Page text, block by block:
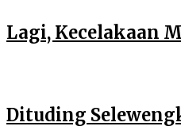
Lagi, Kecelakaan
Dituding